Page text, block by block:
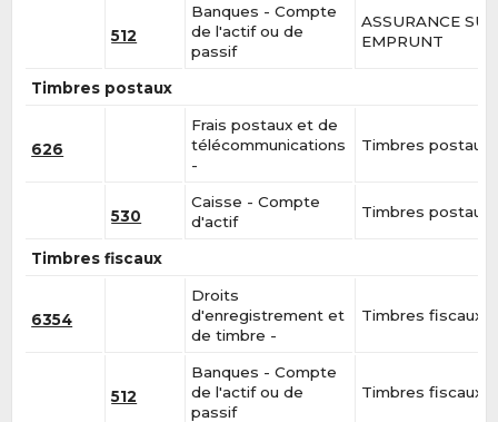
512
Banques - Compte
de l'actif ou de
passif
ASSURANCE SUR
EMPRUNT
Timbres postaux
626
Frais postaux et de
télécommunications
-
Timbres postaux
530
Caisse - Compte
d'actif
Timbres postaux
Timbres fiscaux
6354
Droits
d'enregistrement et
de timbre -
Timbres fiscaux
512
Banques - Compte
de l'actif ou de
passif
Timbres fiscaux